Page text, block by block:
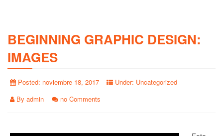
BEGINNING GRAPHIC DESIGN:
IMAGES
Posted: noviembre 18, 2017 Under: Uncategorized
By admin no Comments